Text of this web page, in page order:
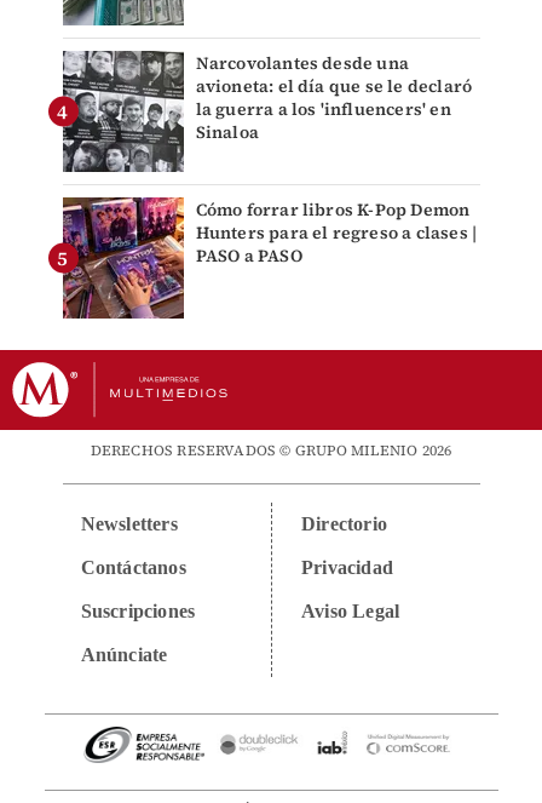
Narcovolantes desde una
avioneta: el día que se le declaró
la guerra a los 'influencers' en
Sinaloa
Cómo forrar libros K-Pop Demon
Hunters para el regreso a clases |
PASO a PASO
DERECHOS RESERVADOS © GRUPO MILENIO 2026
Newsletters
Contáctanos
Suscripciones
Anúnciate
Directorio
Privacidad
Aviso Legal